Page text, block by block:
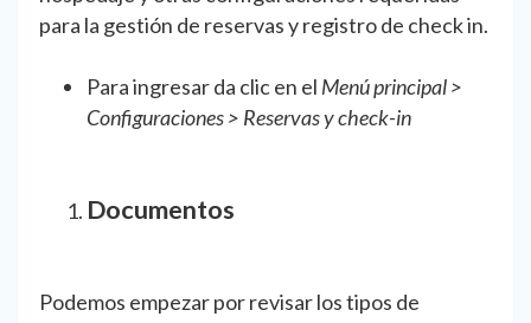
para la gestión de reservas y registro de check in.
Para ingresar da clic en el Menú principal >
Configuraciones > Reservas y check-in
Documentos
Podemos empezar por revisar los tipos de